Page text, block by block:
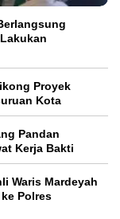
Proyek
Kota
Pandan
Kerja Bakti
Waris Mardeyah
Polres